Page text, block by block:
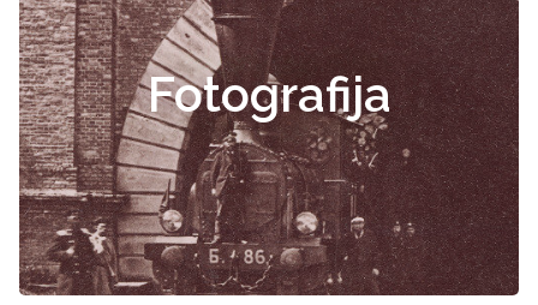
Fotografija